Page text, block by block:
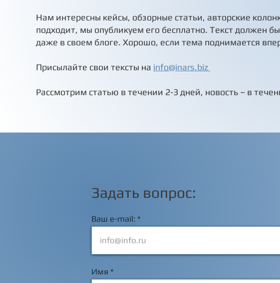
Сплит-система Royal Clima
TRIUMPH Inverter: коды
устранение
Вопросы и ответы
кондиционеры.
Нам интересны кейсы, обзорные статьи, авторские
подходит, мы опубликуем его бесплатно. Текст должен
даже в своем блоге. Хорошо, если тема поднимается
Присылайте свои тексты на info@inars.biz
Рассмотрим статью в течении 2-3 дней, новость – в
Задать вопрос:
Ваш e-mail:
Имя